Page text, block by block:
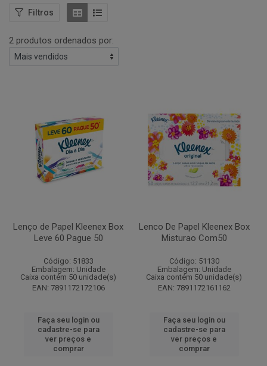
Filtros
2 produtos ordenados por:
Lenço de Papel Kleenex Box
Leve 60 Pague 50
Código: 51833
Embalagem: Unidade
Caixa contém 50 unidade(s)
EAN: 7891172172106
Faça seu login ou
cadastre-se para
ver preços e
comprar
Lenco De Papel Kleenex Box
Misturao Com50
Código: 51130
Embalagem: Unidade
Caixa contém 50 unidade(s)
EAN: 7891172161162
Faça seu login ou
cadastre-se para
ver preços e
comprar